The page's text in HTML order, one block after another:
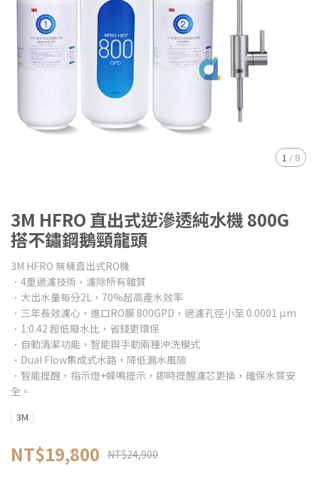
1 / 8
3M HFRO 直出式逆滲透純水機 800G
搭不鏽鋼鵝頸龍頭
3M HFRO 無桶直出式RO機
．4重過濾技術，濾除所有雜質
．大出水量每分2L，70%超高產水效率
．三年長效濾心，進口RO膜 800GPD，過濾孔徑小至 0.0001 µm
．1:0.42 超低廢水比，省錢更環保
．自動清潔功能，智能與手動兩種沖洗模式
．Dual Flow集成式水路，降低漏水風險
．智能提醒，指示燈+蜂鳴提示，即時提醒濾芯更換，確保水質安
全。
3M
NT$19,800 NT$24,900